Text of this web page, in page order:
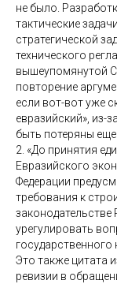
не было.
тактические
стратегической
технического
вышеупомянутой
повторение
если вот-вот уже
евразийский», из-
быть потеряны
2. «До принятия
Евразийского
Федерации
требования к
урегулировать
государственного
Это также цитата
ревизии в